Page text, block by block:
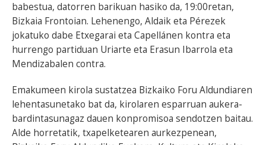
babestua, datorren barikuan hasiko da, 19:00retan,
Bizkaia Frontoian. Lehenengo, Aldaik eta Pérezek
jokatuko dabe Etxegarai eta Capellánen kontra eta
hurrengo partiduan Uriarte eta Erasun Ibarrola eta
Mendizabalen contra.
Emakumeen kirola sustatzea Bizkaiko Foru Aldundiaren
lehentasunetako bat da, kirolaren esparruan aukera-
bardintasunagaz dauen konpromisoa sendotzen baitau.
Alde horretatik, txapelketearen aurkezpenean,